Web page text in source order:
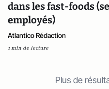
dans les fast-foods
employés)
Atlantico Rédaction
1 min de lecture
Plus de